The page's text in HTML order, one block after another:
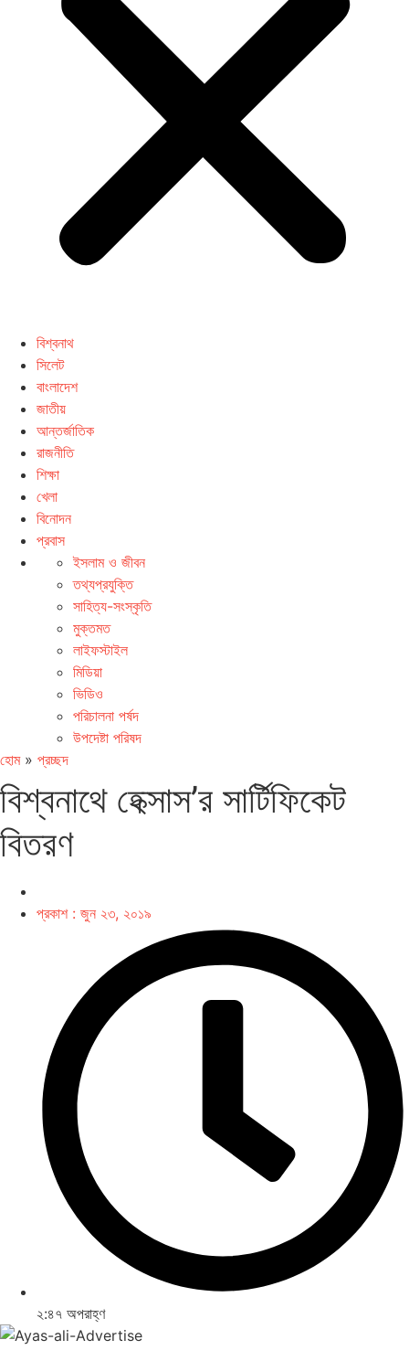
বিশ্বনাথ
সিলেট
বাংলাদেশ
জাতীয়
আন্তর্জাতিক
রাজনীতি
শিক্ষা
খেলা
বিনোদন
প্রবাস
ইসলাম ও জীবন
তথ্যপ্রযুক্তি
সাহিত্য-সংস্কৃতি
মুক্তমত
লাইফস্টাইল
মিডিয়া
ভিডিও
পরিচালনা পর্ষদ
উপদেষ্টা পরিষদ
হোম» প্রচ্ছদ
বিশ্বনাথে হেক্সাস’র সার্টিফিকেট
বিতরণ
প্রকাশ : জুন ২৩, ২০১৯
২:৪৭ অপরাহ্ণ